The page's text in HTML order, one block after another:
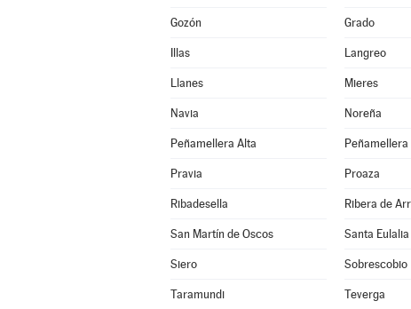
Gozón Grado
Illas Langreo
Llanes Mieres
Navia Noreña
Peñamellera Alta Peñamellera
Pravia Proaza
Ribadesella Ribera de
San Martín de Oscos Santa
Siero Sobrescobio
Taramundi Teverga